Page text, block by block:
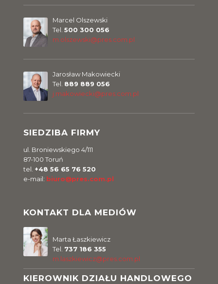
SIEDZIBA FIRMY
ul. Broniewskiego 4/111
87-100 Toruń
tel. +48 56 65 76 520
e-mail: biuro@pres.com.pl
KONTAKT DLA MEDIÓW
Marta Łaszkiewicz
Tel. 737 186 355
m.laszkiewicz@pres.com.pl
KIEROWNIK DZIAŁU HANDLOWEGO
Marcel Olszewski
Tel. 500 300 056
m.olszewski@pres.com.pl
Jarosław Makowiecki
Tel. 889 889 056
j.makowiecki@pres.com.pl